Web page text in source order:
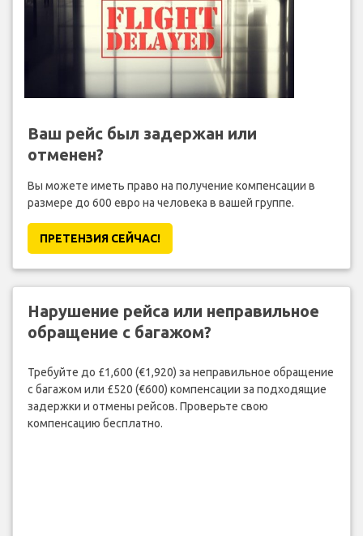
Ваш рейс был задержан или
отменен?
Вы можете иметь право на получение компенсации в
размере до 600 евро на человека в вашей группе.
ПРЕТЕНЗИЯ CЕЙЧАС!
Нарушение рейса или неправильное
обращение с багажом?
Требуйте до £1,600 (€1,920) за неправильное обращение
с багажом или £520 (€600) компенсации за подходящие
задержки и отмены рейсов. Проверьте свою
компенсацию бесплатно.